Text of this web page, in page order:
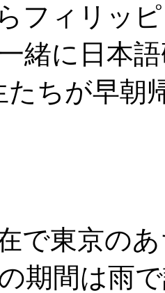
フィリッ
緒に日本
たちが早朝
で東京の
期間は雨